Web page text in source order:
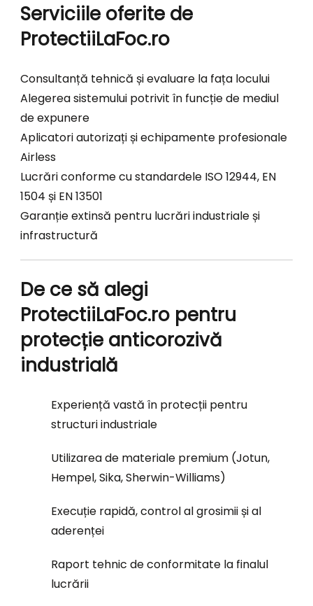
Serviciile oferite de
ProtectiiLaFoc.ro
Consultanță tehnică și evaluare la fața locului
Alegerea sistemului potrivit în funcție de mediul
de expunere
Aplicatori autorizați și echipamente profesionale
Airless
Lucrări conforme cu standardele ISO 12944, EN
1504 și EN 13501
Garanție extinsă pentru lucrări industriale și
infrastructură
De ce să alegi
ProtectiiLaFoc.ro pentru
protecție anticorozivă
industrială
Experiență vastă în protecții pentru
structuri industriale
Utilizarea de materiale premium (Jotun,
Hempel, Sika, Sherwin-Williams)
Execuție rapidă, control al grosimii și al
aderenței
Raport tehnic de conformitate la finalul
lucrării